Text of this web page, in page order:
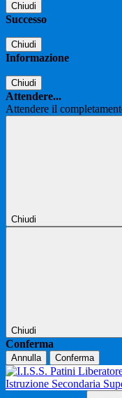
Chiudi
Successo
Chiudi
Informazione
Chiudi
Attendere...
Attendere il
Chiudi
Chiudi
Conferma
Annulla Conferma
Istruzione Secondaria